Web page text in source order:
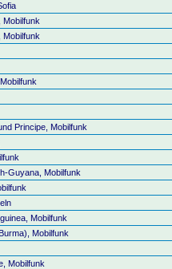
Mobilfunk
Mobilfunk
Principe, Mobilfunk
Guyana, Mobilfunk
Mobilfunk
Mobilfunk
Mobilfunk